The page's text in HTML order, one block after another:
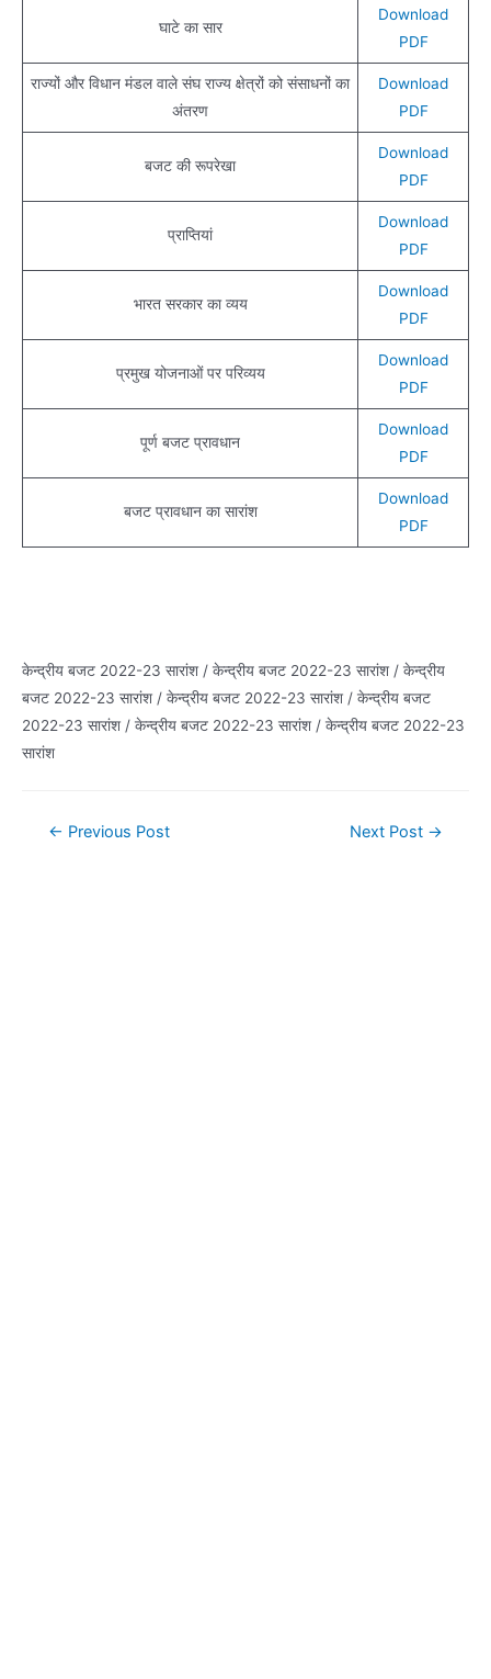
घाटे का सार
Download
PDF
राज्यों और विधान मंडल वाले संघ राज्य क्षेत्रों को संसाधनों का
अंतरण
Download
PDF
बजट की रूपरेखा
Download
PDF
प्राप्तियां
Download
PDF
भारत सरकार का व्यय
Download
PDF
प्रमुख योजनाओं पर परिव्यय
Download
PDF
पूर्ण बजट प्रावधान
Download
PDF
बजट प्रावधान का सारांश
Download
PDF
केन्द्रीय बजट 2022-23 सारांश / केन्द्रीय बजट 2022-23 सारांश / केन्द्रीय
बजट 2022-23 सारांश / केन्द्रीय बजट 2022-23 सारांश / केन्द्रीय बजट
2022-23 सारांश / केन्द्रीय बजट 2022-23 सारांश / केन्द्रीय बजट 2022-23
सारांश
Post← Previous Post Next Post →